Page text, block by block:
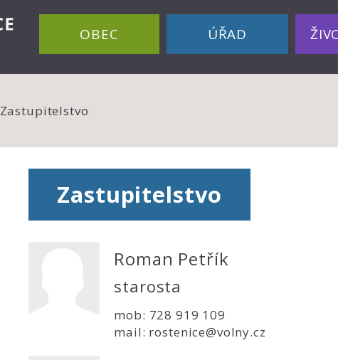
OBEC ÚŘAD
Zastupitelstvo
Zastupitelstvo
Roman Petřík
starosta
mob: 728 919 109
mail: rostenice@volny.cz